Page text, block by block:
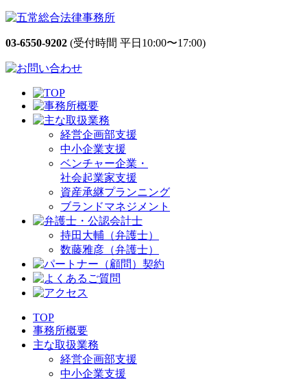
03-6550-9202 (受付時間 平日10:00〜17:00)
経営企画部支援
中小企業支援
ベンチャー企業・
社会起業家支援
資産承継プランニング
ブランドマネジメント
持田大輔（弁護士）
数藤雅彦（弁護士）
TOP
事務所概要
主な取扱業務
経営企画部支援
中小企業支援